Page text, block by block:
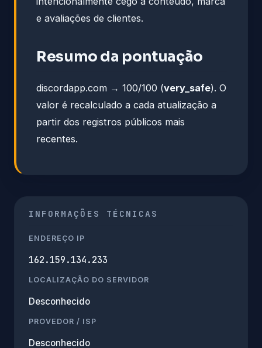
e avaliações de clientes.
Resumo da pontuação
discordapp.com → 100/100 (very_safe). O
valor é recalculado a cada atualização a
partir dos registros públicos mais
recentes.
INFORMAÇÕES TÉCNICAS
ENDEREÇO IP
162.159.134.233
LOCALIZAÇÃO DO SERVIDOR
Desconhecido
PROVEDOR / ISP
Desconhecido